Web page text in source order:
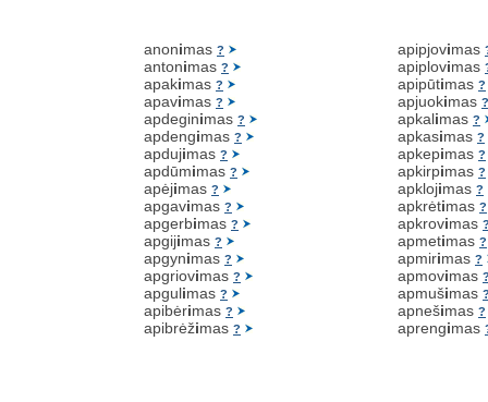
anonimas ?
antonimas ?
apakimas ?
apavimas ?
apdeginimas ?
apdengimas ?
apdujimas ?
apdūmimas ?
apėjimas ?
apgavimas ?
apgerbimas ?
apgijimas ?
apgynimas ?
apgriovimas ?
apgulimas ?
apibėrimas ?
apibrėžimas ?
apipjovimas
apiplovimas
apipūtimas ?
apjuokimas ?
apkalimas ?
apkasimas ?
apkepimas ?
apkirpimas ?
apklojimas ?
apkrėtimas ?
apkrovimas
apmetimas ?
apmirimas ?
apmovimas
apmušimas
apnešimas ?
aprengimas